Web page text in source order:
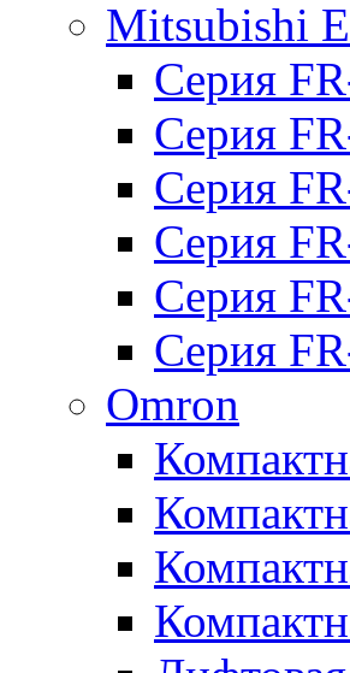
Mitsubishi
Серия
Серия
Серия
Серия
Серия
Серия
Omron